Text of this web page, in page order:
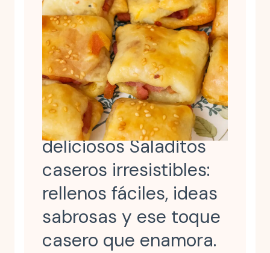
deliciosos Saladitos
caseros irresistibles:
rellenos fáciles, ideas
sabrosas y ese toque
casero que enamora.